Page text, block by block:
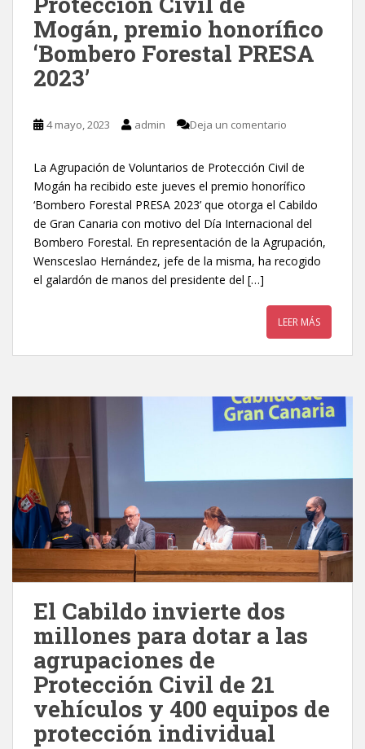
Mogán, premio honorífico
‘Bombero Forestal PRESA
2023’
4 mayo, 2023 admin Deja un comentario
La Agrupación de Voluntarios de Protección Civil de
Mogán ha recibido este jueves el premio honorífico
‘Bombero Forestal PRESA 2023’ que otorga el Cabildo
de Gran Canaria con motivo del Día Internacional del
Bombero Forestal. En representación de la Agrupación,
Wensceslao Hernández, jefe de la misma, ha recogido
el galardón de manos del presidente del […]
LEER MÁS
El Cabildo invierte dos
millones para dotar a las
agrupaciones de
Protección Civil de 21
vehículos y 400 equipos de
protección individual